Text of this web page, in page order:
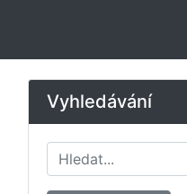
Vyhledávání